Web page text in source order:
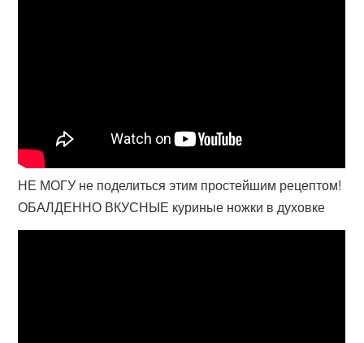
НЕ МОГУ не поделиться этим простейшим рецептом!
ОБАЛДЕННО ВКУСНЫЕ куриные ножки в духовке